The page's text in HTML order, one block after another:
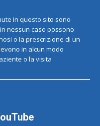
in questo sito sono
nessun caso possono
o la prescrizione di un
in alcun modo
o la visita